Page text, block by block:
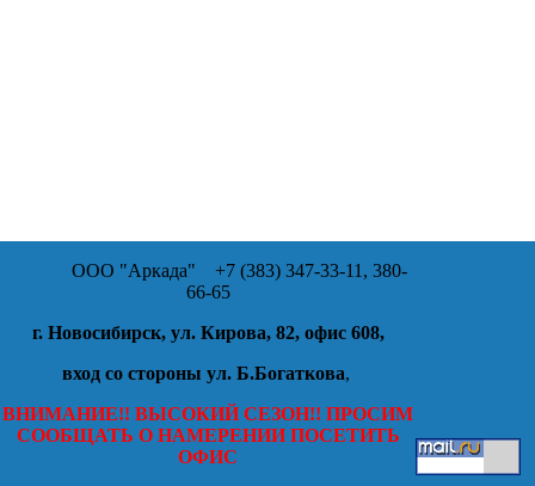
ООО "Аркада" +7 (383) 347-33-11, 380-
66-65
г. Новосибирск, ул. Кирова, 82, офис 608,
вход со стороны ул. Б.Богаткова,
ВНИМАНИЕ!! ВЫСОКИЙ СЕЗОН!! ПРОСИМ
СООБЩАТЬ О НАМЕРЕНИИ ПОСЕТИТЬ
ОФИС